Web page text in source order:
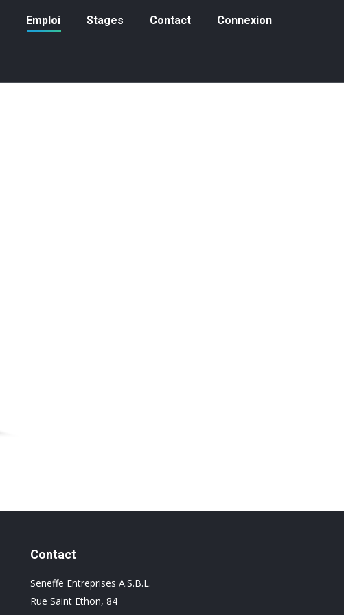
Emploi Stages Contact Connexion
Contact
Seneffe Entreprises A.S.B.L.
Rue Saint Ethon, 84
Emploi Stages Contact
Connexion